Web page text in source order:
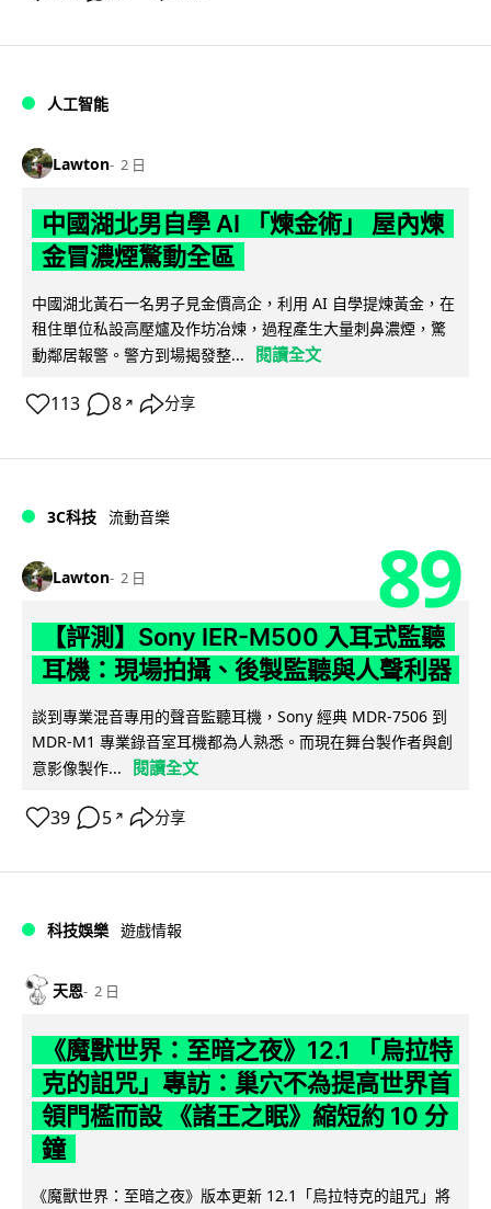
人工智能
Lawton 2 日
中國湖北男自學 AI 「煉金術」 屋內煉
金冒濃煙驚動全區
中國湖北黃石一名男子見金價高企，利用 AI 自學提煉黃金，在
租住單位私設高壓爐及作坊冶煉，過程產生大量刺鼻濃煙，驚
動鄰居報警。警方到場揭發整...
閱讀全文
113 8 ↗ 分享
3C科技 流動音樂
Lawton 2 日 89
【評測】Sony IER-M500 入耳式監聽
耳機：現場拍攝、後製監聽與人聲利器
談到專業混音專用的聲音監聽耳機，Sony 經典 MDR-7506 到
MDR-M1 專業錄音室耳機都為人熟悉。而現在舞台製作者與創
意影像製作...
閱讀全文
39 5 ↗ 分享
科技娛樂 遊戲情報
天恩 2 日
《魔獸世界：至暗之夜》12.1 「烏拉特
克的詛咒」專訪：巢穴不為提高世界首
領門檻而設 《諸王之眠》縮短約 10 分
鐘
《魔獸世界：至暗之夜》版本更新 12.1「烏拉特克的詛咒」將